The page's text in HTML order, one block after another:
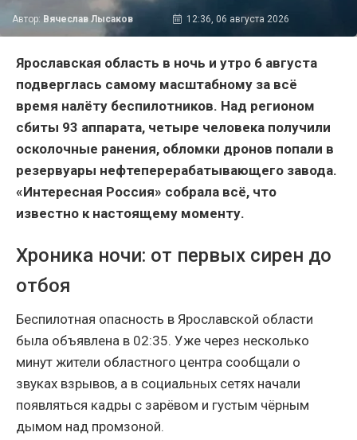
Автор: Вячеслав Лысаков 12:36, 06 августа 2026
Ярославская область в ночь и утро 6 августа
подверглась самому масштабному за всё
время налёту беспилотников. Над регионом
сбиты 93 аппарата, четыре человека получили
осколочные ранения, обломки дронов попали в
резервуары нефтеперерабатывающего завода.
«Интересная Россия» собрала всё, что
известно к настоящему моменту.
Хроника ночи: от первых сирен до
отбоя
Беспилотная опасность в Ярославской области
была объявлена в 02:35. Уже через несколько
минут жители областного центра сообщали о
звуках взрывов, а в социальных сетях начали
появляться кадры с зарёвом и густым чёрным
дымом над промзоной.